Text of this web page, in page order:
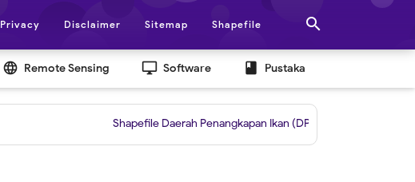

Privacy Disclaimer Sitemap Shapefile
language Remote Sensing desktop_windows Software book Pustaka
Shapefile Daerah Penangkapan Ikan (DPI) | Grid untuk Layout